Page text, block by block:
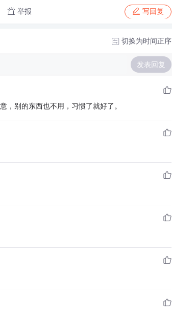
举报 写回复
切换为时间正序
发表回复
别的东西也不用，习惯了就好了。